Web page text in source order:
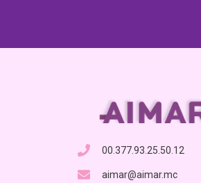
00.377.93.25.50.12
aimar@aimar.mc